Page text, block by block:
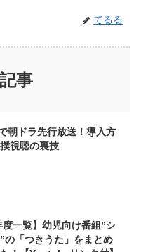
てるる
事
朝ドラ先行放送！導入方
視聴の裏技
度一覧】幼児向け番組”シ
の「つきうた」をまとめ